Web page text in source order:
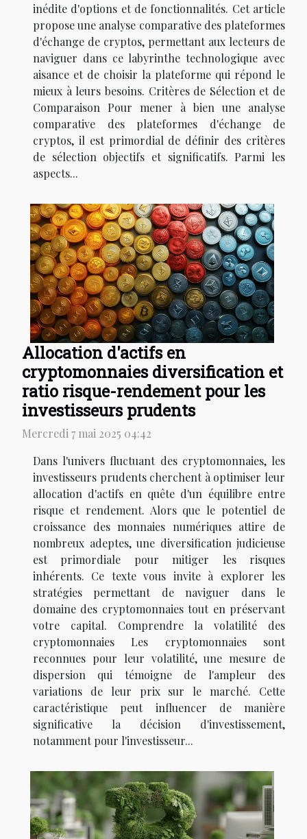
inédite d'options et de fonctionnalités. Cet article
propose une analyse comparative des plateformes
d'échange de cryptos, permettant aux lecteurs de
naviguer dans ce labyrinthe technologique avec
aisance et de choisir la plateforme qui répond le
mieux à leurs besoins. Critères de Sélection et de
Comparaison Pour mener à bien une analyse
comparative des plateformes d'échange de
cryptos, il est primordial de définir des critères
de sélection objectifs et significatifs. Parmi les
aspects...
Allocation d'actifs en
cryptomonnaies diversification et
ratio risque-rendement pour les
investisseurs prudents
Mercredi 7 mai 2025 04:42
Dans l'univers fluctuant des cryptomonnaies, les
investisseurs prudents cherchent à optimiser leur
allocation d'actifs en quête d'un équilibre entre
risque et rendement. Alors que le potentiel de
croissance des monnaies numériques attire de
nombreux adeptes, une diversification judicieuse
est primordiale pour mitiger les risques
inhérents. Ce texte vous invite à explorer les
stratégies permettant de naviguer dans le
domaine des cryptomonnaies tout en préservant
votre capital. Comprendre la volatilité des
cryptomonnaies Les cryptomonnaies sont
reconnues pour leur volatilité, une mesure de
dispersion qui témoigne de l'ampleur des
variations de leur prix sur le marché. Cette
caractéristique peut influencer de manière
significative la décision d'investissement,
notamment pour l'investisseur...